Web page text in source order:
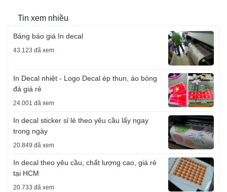
Tin xem nhiều
Bảng báo giá In decal
43.123 đã xem
In Decal nhiệt - Logo Decal ép thun, áo bóng
đá giá rẻ
24.001 đã xem
In decal sticker sỉ lẻ theo yêu cầu lấy ngay
trong ngày
20.849 đã xem
In decal theo yêu cầu, chất lượng cao, giá rẻ
tại HCM
20.733 đã xem